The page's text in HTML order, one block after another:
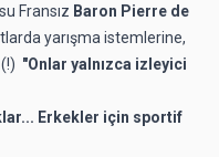
Fransız Baron Pierre de
yarışma istemlerine,
"Onlar yalnızca izleyici
Erkekler için sportif